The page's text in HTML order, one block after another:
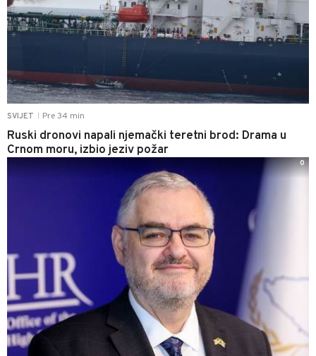
SVIJET Pre 34 min
Ruski dronovi napali njemački teretni brod: Drama u
Crnom moru, izbio jeziv požar
0